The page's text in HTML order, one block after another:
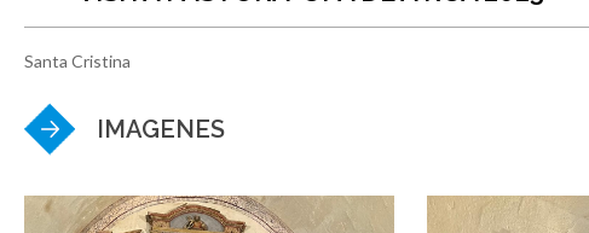
Santa Cristina
IMAGENES